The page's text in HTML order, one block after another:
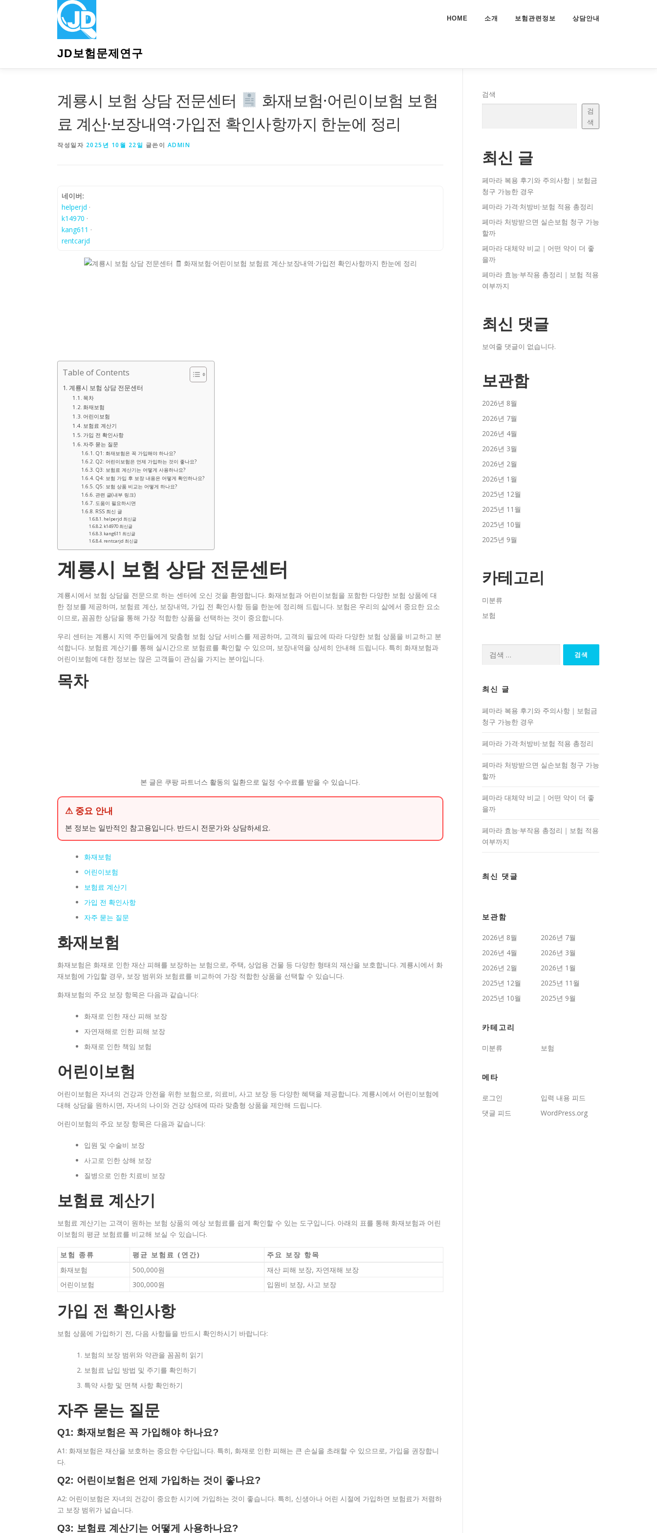
JD보험문제연구
HOME 소개 보험관련정보 상담안내
계룡시 보험 상담 전문센터
화재보험·어린이보험 보험
료 계산·보장내역·가입전 확인사항까지 한눈에 정리
작성일자 2025년 10월 22일 글쓴이 ADMIN
네이버:
helperjd ·
k14970 ·
kang611 ·
rentcarjd
Table of Contents
계룡시 보험 상담 전문센터
목차
화재보험
어린이보험
보험료 계산기
가입 전 확인사항
자주 묻는 질문
Q1: 화재보험은 꼭 가입해야 하나요?
Q2: 어린이보험은 언제 가입하는 것이 좋나요?
Q3: 보험료 계산기는 어떻게 사용하나요?
Q4: 보험 가입 후 보장 내용은 어떻게 확인하나요?
Q5: 보험 상품 비교는 어떻게 하나요?
관련 글(내부 링크)
도움이 필요하시면
RSS 최신 글
helperjd 최신글
k14970 최신글
kang611 최신글
rentcarjd 최신글
계룡시 보험 상담 전문센터
계룡시에서 보험 상담을 전문으로 하는 센터에 오신 것을 환영합니다. 화재보험과 어린이보험을 포함한 다양한 보험 상품에 대
한 정보를 제공하며, 보험료 계산, 보장내역, 가입 전 확인사항 등을 한눈에 정리해 드립니다. 보험은 우리의 삶에서 중요한 요소
이므로, 꼼꼼한 상담을 통해 가장 적합한 상품을 선택하는 것이 중요합니다.
우리 센터는 계룡시 지역 주민들에게 맞춤형 보험 상담 서비스를 제공하며, 고객의 필요에 따라 다양한 보험 상품을 비교하고 분
석합니다. 보험료 계산기를 통해 실시간으로 보험료를 확인할 수 있으며, 보장내역을 상세히 안내해 드립니다. 특히 화재보험과
어린이보험에 대한 정보는 많은 고객들이 관심을 가지는 분야입니다.
목차
본 글은 쿠팡 파트너스 활동의 일환으로 일정 수수료를 받을 수 있습니다.
⚠ 중요 안내
본 정보는 일반적인 참고용입니다. 반드시 전문가와 상담하세요.
화재보험
어린이보험
보험료 계산기
가입 전 확인사항
자주 묻는 질문
화재보험
화재보험은 화재로 인한 재산 피해를 보장하는 보험으로, 주택, 상업용 건물 등 다양한 형태의 재산을 보호합니다. 계룡시에서 화
재보험에 가입할 경우, 보장 범위와 보험료를 비교하여 가장 적합한 상품을 선택할 수 있습니다.
화재보험의 주요 보장 항목은 다음과 같습니다:
화재로 인한 재산 피해 보장
자연재해로 인한 피해 보장
화재로 인한 책임 보험
어린이보험
어린이보험은 자녀의 건강과 안전을 위한 보험으로, 의료비, 사고 보장 등 다양한 혜택을 제공합니다. 계룡시에서 어린이보험에
대해 상담을 원하시면, 자녀의 나이와 건강 상태에 따라 맞춤형 상품을 제안해 드립니다.
어린이보험의 주요 보장 항목은 다음과 같습니다:
입원 및 수술비 보장
사고로 인한 상해 보장
질병으로 인한 치료비 보장
보험료 계산기
보험료 계산기는 고객이 원하는 보험 상품의 예상 보험료를 쉽게 확인할 수 있는 도구입니다. 아래의 표를 통해 화재보험과 어린
이보험의 평균 보험료를 비교해 보실 수 있습니다.
보험 종류 평균 보험료 (연간)
주요 보장 항목
화재보험
500,000원
재산 피해 보장, 자연재해 보장
어린이보험
300,000원 입원비 보장, 사고 보장
가입 전 확인사항
보험 상품에 가입하기 전, 다음 사항들을 반드시 확인하시기 바랍니다:
보험의 보장 범위와 약관을 꼼꼼히 읽기
보험료 납입 방법 및 주기를 확인하기
특약 사항 및 면책 사항 확인하기
자주 묻는 질문
Q1: 화재보험은 꼭 가입해야 하나요?
A1: 화재보험은 재산을 보호하는 중요한 수단입니다. 특히, 화재로 인한 피해는 큰 손실을 초래할 수 있으므로, 가입을 권장합니
다.
Q2: 어린이보험은 언제 가입하는 것이 좋나요?
A2: 어린이보험은 자녀의 건강이 중요한 시기에 가입하는 것이 좋습니다. 특히, 신생아나 어린 시절에 가입하면 보험료가 저렴하
고 보장 범위가 넓습니다.
Q3: 보험료 계산기는 어떻게 사용하나요?
검색
검
색
최신 글
페마라 복용 후기와 주의사항｜보험금
청구 가능한 경우
페마라 가격·처방비·보험 적용 총정리
페마라 처방받으면 실손보험 청구 가능
할까
페마라 대체약 비교｜어떤 약이 더 좋
을까
페마라 효능·부작용 총정리｜보험 적용
여부까지
최신 댓글
보여줄 댓글이 없습니다.
보관함
2026년 8월
2026년 7월
2026년 4월
2026년 3월
2026년 2월
2026년 1월
2025년 12월
2025년 11월
2025년 10월
2025년 9월
카테고리
미분류
보험
최신 글
페마라 복용 후기와 주의사항｜보험금
청구 가능한 경우
페마라 가격·처방비·보험 적용 총정리
페마라 처방받으면 실손보험 청구 가능
할까
페마라 대체약 비교｜어떤 약이 더 좋
을까
페마라 효능·부작용 총정리｜보험 적용
여부까지
최신 댓글
보관함
2026년 8월
2026년 7월
2026년 4월
2026년 3월
2026년 2월
2026년 1월
2025년 12월
2025년 11월
2025년 10월
2025년 9월
카테고리
미분류 보험
메타
로그인
입력 내용 피드
댓글 피드
WordPress.org